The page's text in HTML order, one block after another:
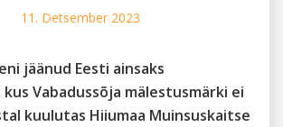
11. Detsember 2023
jäänud Eesti ainsaks
kus Vabadussõja mälestusmärki ei
kuulutas Hiiumaa Muinsuskaitse